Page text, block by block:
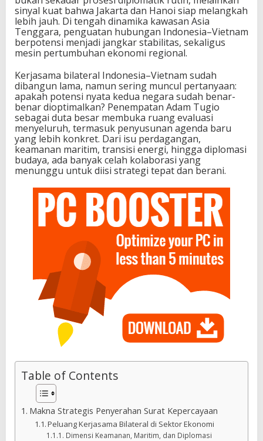
sinyal kuat bahwa Jakarta dan Hanoi siap melangkah
lebih jauh. Di tengah dinamika kawasan Asia
Tenggara, penguatan hubungan Indonesia–Vietnam
berpotensi menjadi jangkar stabilitas, sekaligus
mesin pertumbuhan ekonomi regional.
Kerjasama bilateral Indonesia–Vietnam sudah
dibangun lama, namun sering muncul pertanyaan:
apakah potensi nyata kedua negara sudah benar-
benar dioptimalkan? Penempatan Adam Tugio
sebagai duta besar membuka ruang evaluasi
menyeluruh, termasuk penyusunan agenda baru
yang lebih konkret. Dari isu perdagangan,
keamanan maritim, transisi energi, hingga diplomasi
budaya, ada banyak celah kolaborasi yang
menunggu untuk diisi strategi tepat dan berani.
Table of Contents
Makna Strategis Penyerahan Surat Kepercayaan
Peluang Kerjasama Bilateral di Sektor Ekonomi
Dimensi Keamanan, Maritim, dan Diplomasi